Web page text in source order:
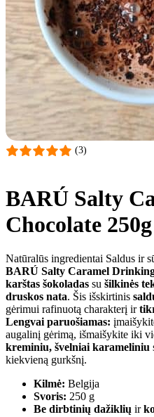
(3)
BARÚ Salty
Chocolate 250g
Natūralūs ingredientai Saldus ir
BARÚ Salty Caramel
karštas šokoladas su šilkinės
druskos nata. Šis išskirtinis
gėrimui rafinuotą charakterį ir
Lengvai paruošiamas:
augalinį gėrimą, išmaišykite iki
kreminiu, švelniai karameliniu
kiekvieną gurkšnį.
Kilmė: Belgija
Svoris: 250 g
Be dirbtinių dažiklių ir